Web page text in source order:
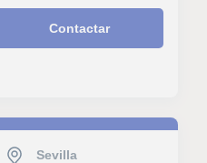
Contactar
Sevilla